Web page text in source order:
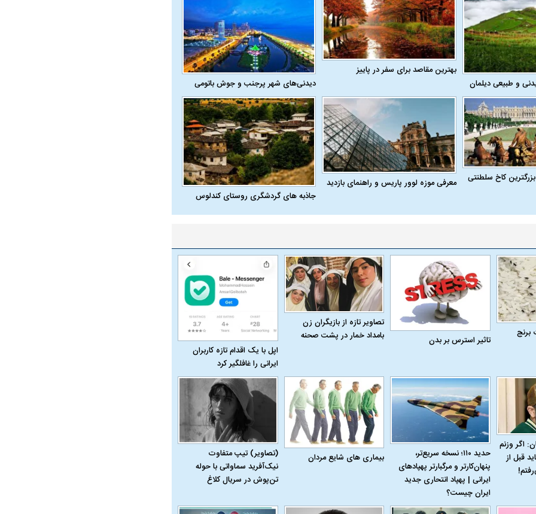
و طبیعی دیلمان
بهترین مقاصد برای سفر در پاییز
دیدنی‌های شهر پرجنب و جوش باتومی
کاخ سلطنتی
معرفی موزه لوور پاریس و راهنمای بازدید
جاذبه های گردشگری روستای کندلوس
برنج
تاثیر استرس بر بدن
تصاویر تازه از بازیگران زن
بامداد خمار در پشت صحنه
اپل با یک اقدام تازه کاربران
ایرانی را غافلگیر کرد
اگر وزنم
قبل از
حدید ۱۱۰؛ نسخه سریع‌تر،
پنهان‌کارتر و مرگبارتر پهپادهای
ایرانی | پهپاد انتحاری جدید
ایران چیست؟
بیماری‌ های شایع مردان
(تصاویر) تیپ متفاوت
نیک‌آفرید سماواتی با حوله
تن‌پوش در سریال کلاغ
یک سلسله |
شاه در ایران
ریشه‌های عزاداری ماه محرم در فرهنگ
و تاریخ ایران
عزاداری ماه محرم در دوران قاجار چگونه
انجام می‌شد؟
به کویت با
سخنرانی دیده نشده آیت‌الله هاشمی
رفسنجانی درباره پذیرش قطع نامه۵۹۸
ببینید| انیمیشن لگویی حمله به کویت با
جنگنده اف-۵
علت تنگی نفس و راه های درمان آن
دلیل علاقه برخی افراد به فال و طالع‌بینی